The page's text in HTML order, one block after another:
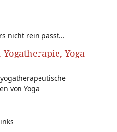
nicht rein passt...
Yogatherapie, Yoga
von Yoga